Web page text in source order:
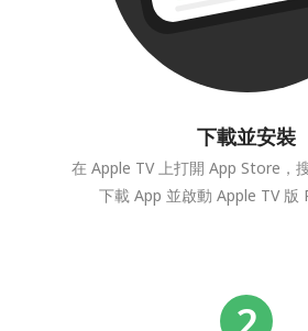
下載並安裝
在 Apple TV 上打開 App Store，
下載 App 並啟動 Apple TV 版